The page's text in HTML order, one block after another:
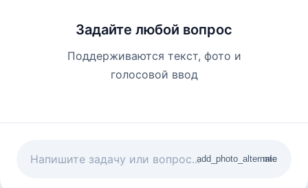
Задайте любой вопрос
Поддерживаются текст, фото и
голосовой ввод
add_photo_alternate
mic